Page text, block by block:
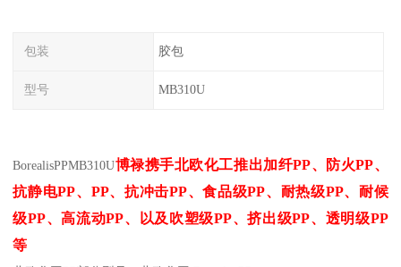
包装 胶包
型号 MB310U
BorealisPPMB310U博禄携手北欧化工推出加纤PP、防火PP、
抗静电PP、 PP、抗冲击PP、食品级PP、耐热级PP、耐候
级PP、高流动PP、以及吹塑级PP、挤出级PP、透明级PP
等